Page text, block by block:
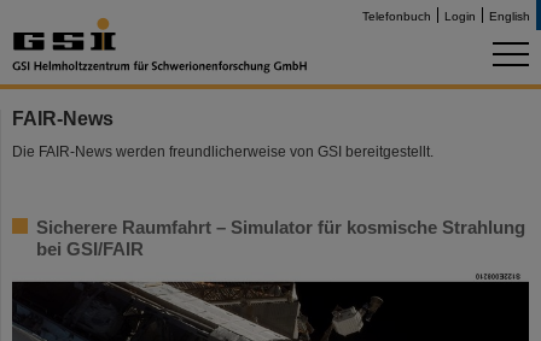
Telefonbuch Login English
FAIR-News
Die FAIR-News werden freundlicherweise von GSI bereitgestellt.
Sicherere Raumfahrt – Simulator für kosmische Strahlung
bei GSI/FAIR